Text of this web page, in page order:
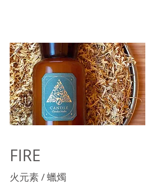
FIRE
火元素 / 蠟燭